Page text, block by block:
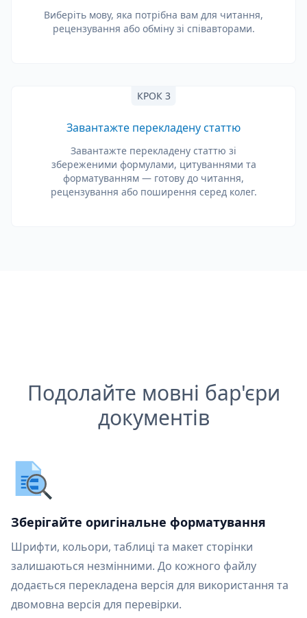
Виберіть мову, яка потрібна вам для читання,
рецензування або обміну зі співавторами.
КРОК 3
Завантажте перекладену статтю
Завантажте перекладену статтю зі
збереженими формулами, цитуваннями та
форматуванням — готову до читання,
рецензування або поширення серед колег.
Подолайте мовні бар'єри
документів
Зберігайте оригінальне форматування
Шрифти, кольори, таблиці та макет сторінки
залишаються незмінними. До кожного файлу
додається перекладена версія для використання та
двомовна версія для перевірки.